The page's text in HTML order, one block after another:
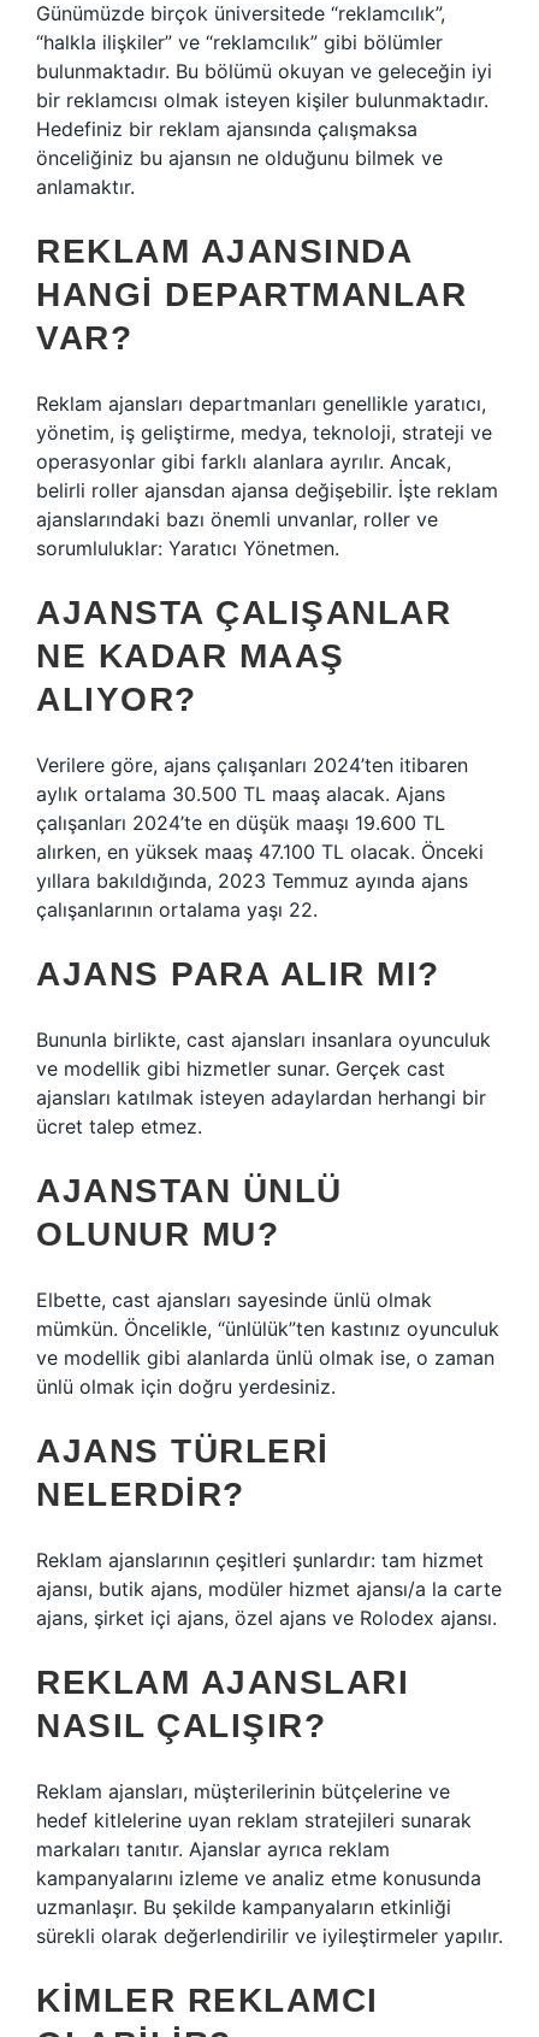
Günümüzde birçok üniversitede “reklamcılık”,
“halkla ilişkiler” ve “reklamcılık” gibi bölümler
bulunmaktadır. Bu bölümü okuyan ve geleceğin iyi
bir reklamcısı olmak isteyen kişiler bulunmaktadır.
Hedefiniz bir reklam ajansında çalışmaksa
önceliğiniz bu ajansın ne olduğunu bilmek ve
anlamaktır.
REKLAM AJANSINDA
HANGI DEPARTMANLAR
VAR?
Reklam ajansları departmanları genellikle yaratıcı,
yönetim, iş geliştirme, medya, teknoloji, strateji ve
operasyonlar gibi farklı alanlara ayrılır. Ancak,
belirli roller ajansdan ajansa değişebilir. İşte reklam
ajanslarındaki bazı önemli unvanlar, roller ve
sorumluluklar: Yaratıcı Yönetmen.
AJANSTA ÇALIŞANLAR
NE KADAR MAAŞ
ALIYOR?
Verilere göre, ajans çalışanları 2024’ten itibaren
aylık ortalama 30.500 TL maaş alacak. Ajans
çalışanları 2024’te en düşük maaşı 19.600 TL
alırken, en yüksek maaş 47.100 TL olacak. Önceki
yıllara bakıldığında, 2023 Temmuz ayında ajans
çalışanlarının ortalama yaşı 22.
AJANS PARA ALIR MI?
Bununla birlikte, cast ajansları insanlara oyunculuk
ve modellik gibi hizmetler sunar. Gerçek cast
ajansları katılmak isteyen adaylardan herhangi bir
ücret talep etmez.
AJANSTAN ÜNLÜ
OLUNUR MU?
Elbette, cast ajansları sayesinde ünlü olmak
mümkün. Öncelikle, “ünlülük”ten kastınız oyunculuk
ve modellik gibi alanlarda ünlü olmak ise, o zaman
ünlü olmak için doğru yerdesiniz.
AJANS TÜRLERI
NELERDIR?
Reklam ajanslarının çeşitleri şunlardır: tam hizmet
ajansı, butik ajans, modüler hizmet ajansı/a la carte
ajans, şirket içi ajans, özel ajans ve Rolodex ajansı.
REKLAM AJANSLARI
NASIL ÇALIŞIR?
Reklam ajansları, müşterilerinin bütçelerine ve
hedef kitlelerine uyan reklam stratejileri sunarak
markaları tanıtır. Ajanslar ayrıca reklam
kampanyalarını izleme ve analiz etme konusunda
uzmanlaşır. Bu şekilde kampanyaların etkinliği
sürekli olarak değerlendirilir ve iyileştirmeler yapılır.
KIMLER REKLAMCI